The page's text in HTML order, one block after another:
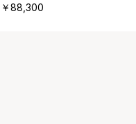
￥88,300